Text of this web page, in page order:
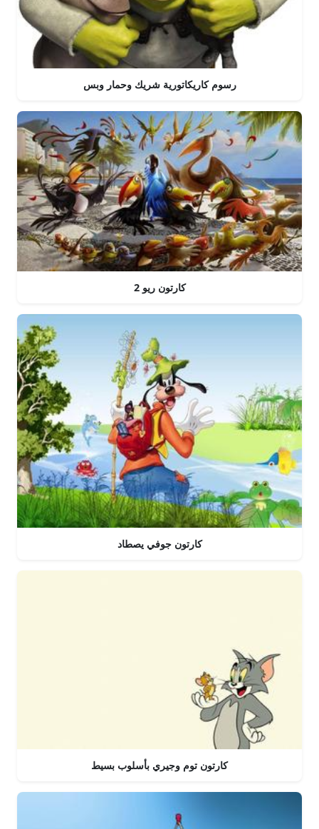
رسوم كاريكاتورية شريك وحمار وبس
كارتون ريو 2
كارتون جوفي يصطاد
كارتون توم وجيري بأسلوب بسيط